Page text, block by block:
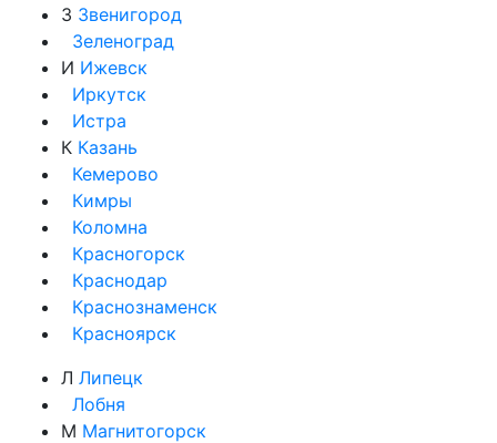
З Звенигород
Зеленоград
И Ижевск
Иркутск
Истра
К Казань
Кемерово
Кимры
Коломна
Красногорск
Краснодар
Краснознаменск
Красноярск
Л Липецк
Лобня
М Магнитогорск